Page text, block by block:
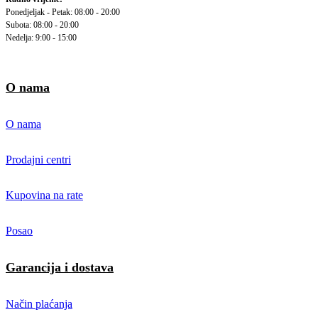
Ponedjeljak - Petak: 08:00 - 20:00
Subota: 08:00 - 20:00
Nedelja: 9:00 - 15:00
O nama
O nama
Prodajni centri
Kupovina na rate
Posao
Garancija i dostava
Način plaćanja